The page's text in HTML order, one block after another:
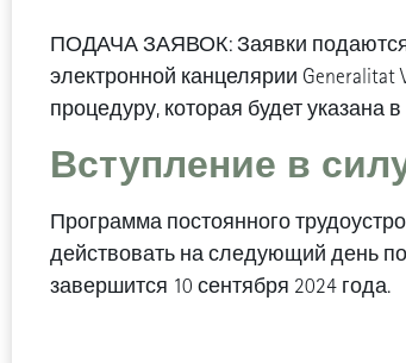
ПОДАЧА ЗАЯВОК: Заявки
электронной канцелярии
процедуру, которая будет указана
Вступление в
Программа постоянного
действовать на следующий день
завершится 10 сентября 2024 года.